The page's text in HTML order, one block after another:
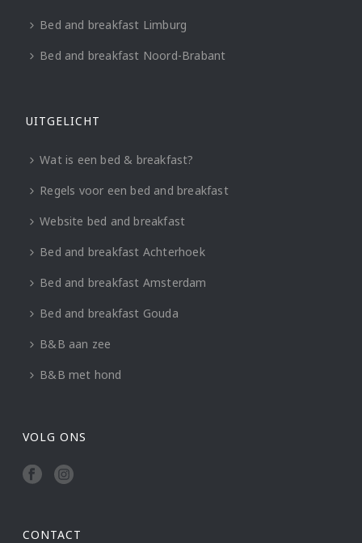
Bed and breakfast Limburg
Bed and breakfast Noord-Brabant
UITGELICHT
Wat is een bed & breakfast?
Regels voor een bed and breakfast
Website bed and breakfast
Bed and breakfast Achterhoek
Bed and breakfast Amsterdam
Bed and breakfast Gouda
B&B aan zee
B&B met hond
VOLG ONS
CONTACT